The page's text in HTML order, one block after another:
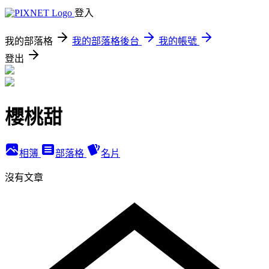
登入
我的部落格 我的部落格後台
我的帳號
登出
櫻桃甜
相簿 部落格 名片
沒有文章